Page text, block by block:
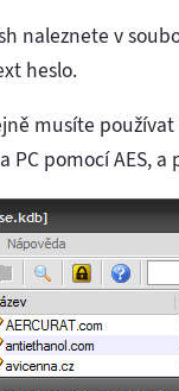
naleznete v
heslo.
musíte používat
pomocí AES,